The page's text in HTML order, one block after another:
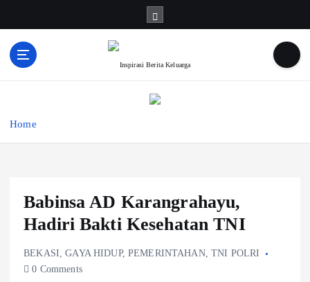
Inspirasi Berita Keluarga
Home
Babinsa AD Karangrahayu,
Hadiri Bakti Kesehatan TNI
BEKASI,GAYA HIDUP, PEMERINTAHAN, TNI POLRI
0 Comments